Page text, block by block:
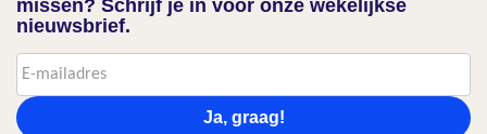
missen? Schrijf je in voor onze wekelijkse
nieuwsbrief.
Ja, graag!